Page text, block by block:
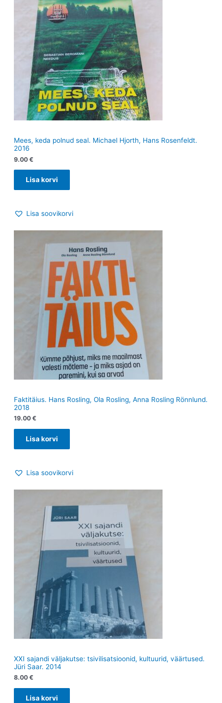
Mees, keda polnud seal. Michael Hjorth, Hans Rosenfeldt.
2016
9.00 €
Lisa korvi
Lisa soovikorvi
Faktitäius. Hans Rosling, Ola Rosling, Anna Rosling Rönnlund.
2018
19.00 €
Lisa korvi
Lisa soovikorvi
XXI sajandi väljakutse: tsivilisatsioonid, kultuurid, väärtused.
Jüri Saar. 2014
8.00 €
Lisa korvi